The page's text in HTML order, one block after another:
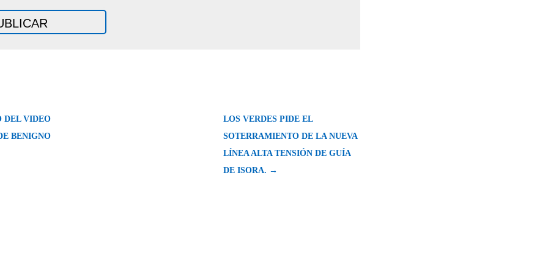
DEL VIDEO
BENIGNO
LOS VERDES PIDE EL
SOTERRAMIENTO DE LA NUEVA
LÍNEA ALTA TENSIÓN DE GUÍA
DE ISORA. →